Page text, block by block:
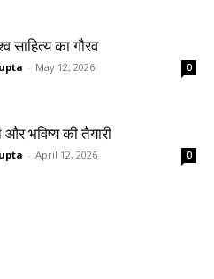
साहित्य का गौरव
- May 12, 2026 0
भविष्य की तैयारी
- April 12, 2026 0